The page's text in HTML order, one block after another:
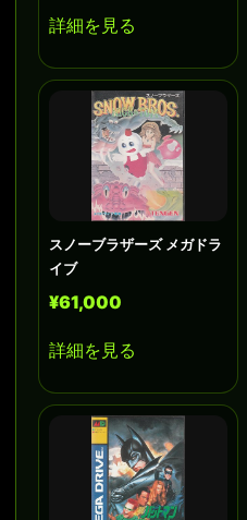
詳細を見る
スノーブラザーズ メガドラ
イブ
¥61,000
詳細を見る